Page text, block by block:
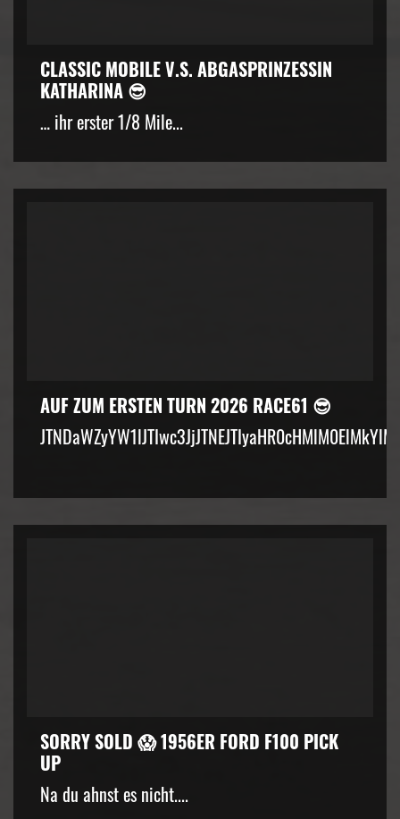
CLASSIC MOBILE V.S. ABGASPRINZESSIN
KATHARINA 😎
… ihr erster 1/8 Mile...
AUF ZUM ERSTEN TURN 2026 RACE61 😎
SORRY SOLD 😱 1956ER FORD F100 PICK
UP
Na du ahnst es nicht....